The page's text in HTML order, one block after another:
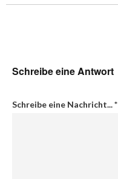
Schreibe eine Antwort
Schreibe eine Nachricht...*